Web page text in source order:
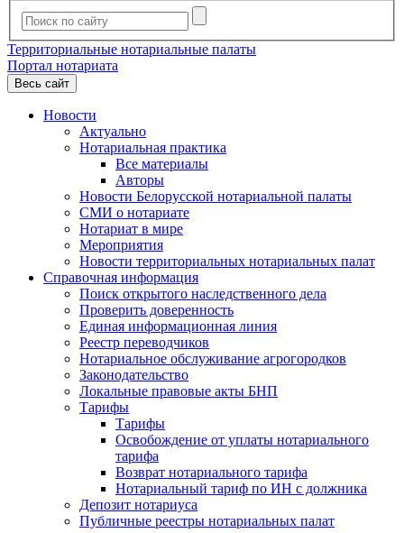
Территориальные нотариальные палаты
Портал нотариата
Весь сайт
Новости
Актуально
Нотариальная практика
Все материалы
Авторы
Новости Белорусской нотариальной палаты
СМИ о нотариате
Нотариат в мире
Мероприятия
Новости территориальных нотариальных палат
Справочная информация
Поиск открытого наследственного дела
Проверить доверенность
Единая информационная линия
Реестр переводчиков
Нотариальное обслуживание агрогородков
Законодательство
Локальные правовые акты БНП
Тарифы
Тарифы
Освобождение от уплаты нотариального
тарифа
Возврат нотариального тарифа
Нотариальный тариф по ИН с должника
Депозит нотариуса
Публичные реестры нотариальных палат